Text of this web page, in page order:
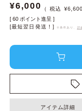
¥6,000 ¥6,600
[ 60 ポイント進呈 ]
[最短翌日発送！]
※条件あり、 詳
アイテム詳細